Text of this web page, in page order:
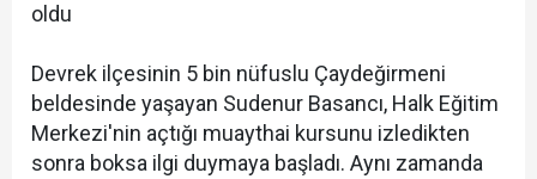
oldu
Devrek ilçesinin 5 bin nüfuslu Çaydeğirmeni
beldesinde yaşayan Sudenur Basancı, Halk Eğitim
Merkezi'nin açtığı muaythai kursunu izledikten
sonra boksa ilgi duymaya başladı. Aynı zamanda